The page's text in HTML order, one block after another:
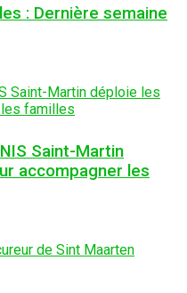
: Dernière semaine
Saint-Martin
accompagner les